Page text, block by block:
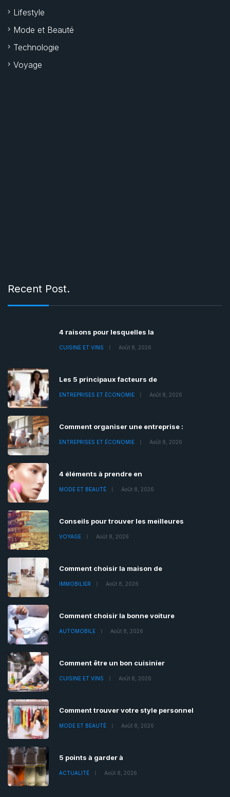
Lifestyle
Mode et Beauté
Technologie
Voyage
Recent Post.
4 raisons pour lesquelles la
CUISINE ET VINS Août 8, 2026
Les 5 principaux facteurs de
ENTREPRISES ET ÉCONOMIE Août 8, 2026
Comment organiser une entreprise :
ENTREPRISES ET ÉCONOMIE Août 8, 2026
4 éléments à prendre en
MODE ET BEAUTÉ Août 8, 2026
Conseils pour trouver les meilleures
VOYAGE Août 8, 2026
Comment choisir la maison de
IMMOBILIER Août 8, 2026
Comment choisir la bonne voiture
AUTOMOBILE Août 8, 2026
Comment être un bon cuisinier
CUISINE ET VINS Août 8, 2026
Comment trouver votre style personnel
MODE ET BEAUTÉ Août 8, 2026
5 points à garder à
ACTUALITÉ Août 8, 2026